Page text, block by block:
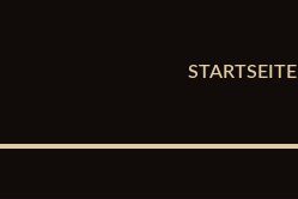
STARTSEITE